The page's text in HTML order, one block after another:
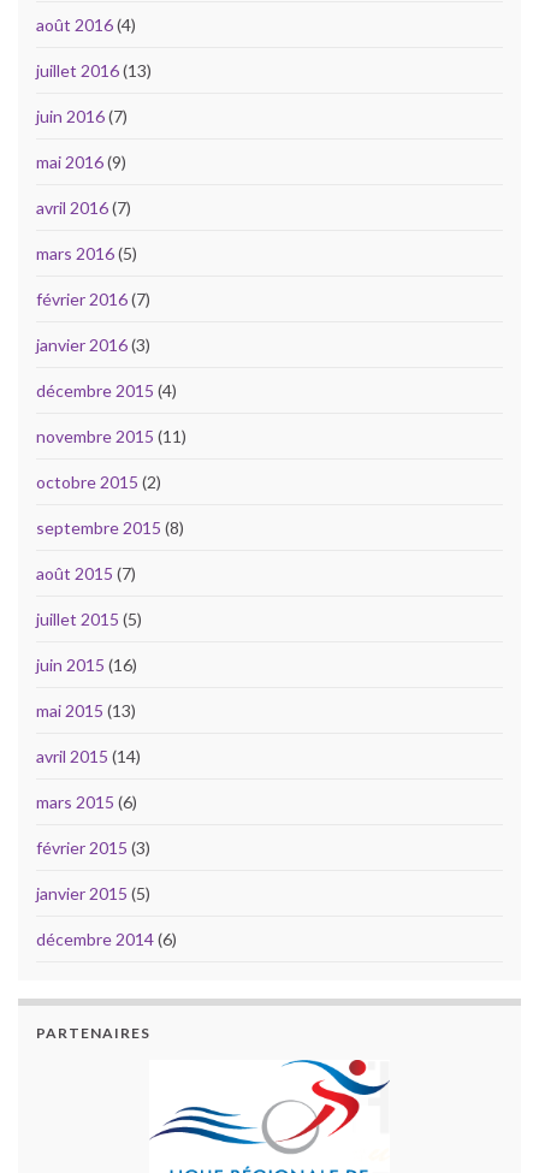
août 2016(4)
juillet 2016(13)
juin 2016(7)
mai 2016(9)
avril 2016(7)
mars 2016(5)
février 2016(7)
janvier 2016(3)
décembre 2015 (4)
novembre 2015 (11)
octobre 2015 (2)
septembre 2015 (8)
août 2015 (7)
juillet 2015 (5)
juin 2015 (16)
mai 2015 (13)
avril 2015 (14)
mars 2015 (6)
février 2015 (3)
janvier 2015 (5)
décembre 2014(6)
PARTENAIRES